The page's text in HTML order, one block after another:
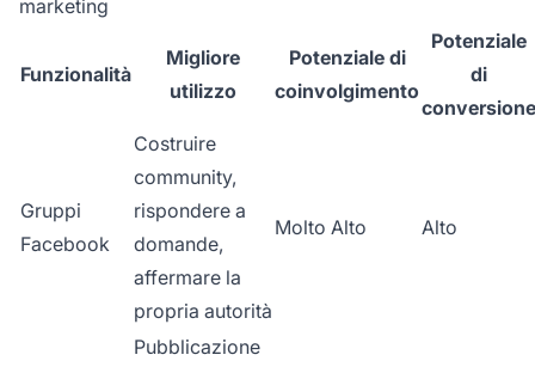
marketing
Funzionalità
Migliore
utilizzo
Potenziale di
coinvolgimento
Potenziale
di
conversione
Gruppi
Facebook
Costruire
community,
rispondere a
domande,
affermare la
propria autorità
Molto Alto Alto
Pubblicazione